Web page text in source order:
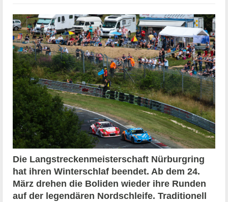
Die Langstreckenmeisterschaft Nürburgring
hat ihren Winterschlaf beendet. Ab dem 24.
März drehen die Boliden wieder ihre Runden
auf der legendären Nordschleife. Traditionell